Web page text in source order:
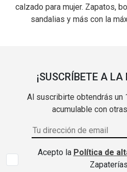
calzado para mujer. Zapatos,
sandalias y más con la
¡SUSCRÍBETE A
Al suscribirte obtendrás un
acumulable con
Acepto la Política de